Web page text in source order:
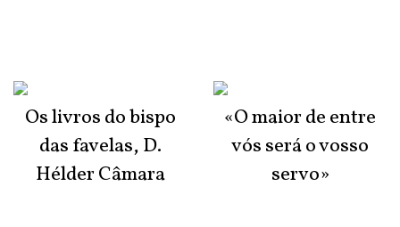
Os livros do bispo
das favelas, D.
Hélder Câmara
«O maior de entre
vós será o vosso
servo»